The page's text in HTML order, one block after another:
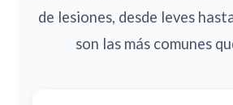
de lesiones, desde leves
son las más comunes